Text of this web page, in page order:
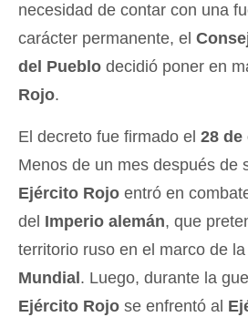
necesidad de contar con una
carácter permanente, el
del Pueblo decidió poner en
Rojo.
El decreto fue firmado el 28 de
Menos de un mes después de
Ejército Rojo entró en
del Imperio alemán, que
territorio ruso en el marco de la
Mundial . Luego, durante la
Ejército Rojo se enfrentó al